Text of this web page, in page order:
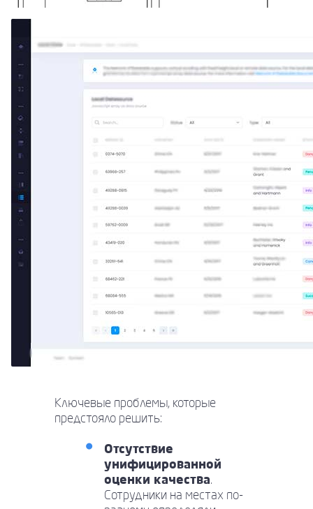
Ключевые проблемы, которые
предстояло решить:
Отсутствие
унифицированной
оценки качества.
Сотрудники на местах по-